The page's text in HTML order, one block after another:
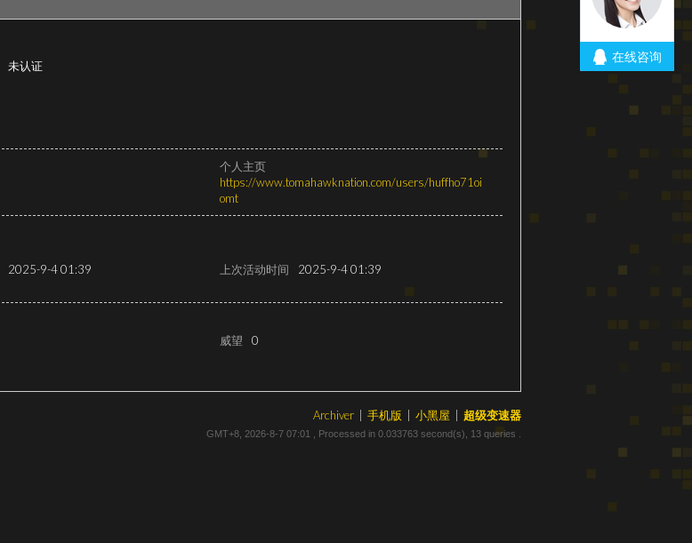
未认证
个人主页
https://www.tomahawknation.com/users/huffho71oi
omt
2025-9-4 01:39 上次活动时间
2025-9-4 01:39
威望
0
Archiver 手机版 小黑屋 超级变速器
GMT+8, 2026-8-7 07:01 , Processed in 0.033763 second(s), 13 queries .